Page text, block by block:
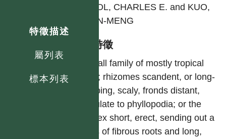
特徵描述
屬列表
標本列表
DEVOL, CHARLES E. and KUO,
CHEN-MENG
型態特徵
A small family of mostly tropical
ferns; rhizomes scandent, or long-
creeping, scaly, fronds distant,
articulate to phyllopodia; or the
caudex short, erect, sending out a
mass of fibrous roots and long,